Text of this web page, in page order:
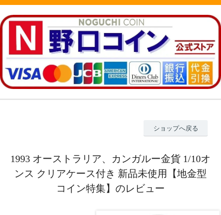
ショップへ戻る
1993 オーストラリア、カンガルー金貨 1/10オ
ンス クリアケース付き 新品未使用【地金型
コイン特集】のレビュー